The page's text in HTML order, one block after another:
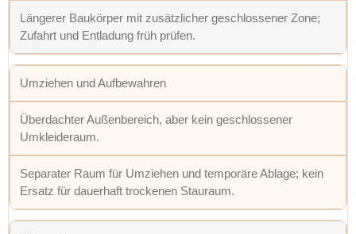
Längerer Baukörper mit zusätzlicher geschlossener Zone;
Zufahrt und Entladung früh prüfen.
Umziehen und Aufbewahren
Überdachter Außenbereich, aber kein geschlossener
Umkleideraum.
Separater Raum für Umziehen und temporäre Ablage; kein
Ersatz für dauerhaft trockenen Stauraum.